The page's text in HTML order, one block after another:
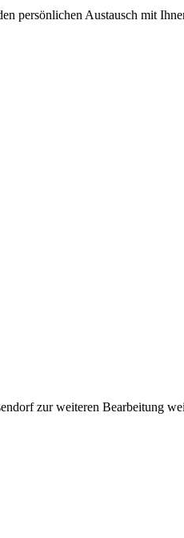
persönlichen Austausch mit
zur weiteren Bearbeitung